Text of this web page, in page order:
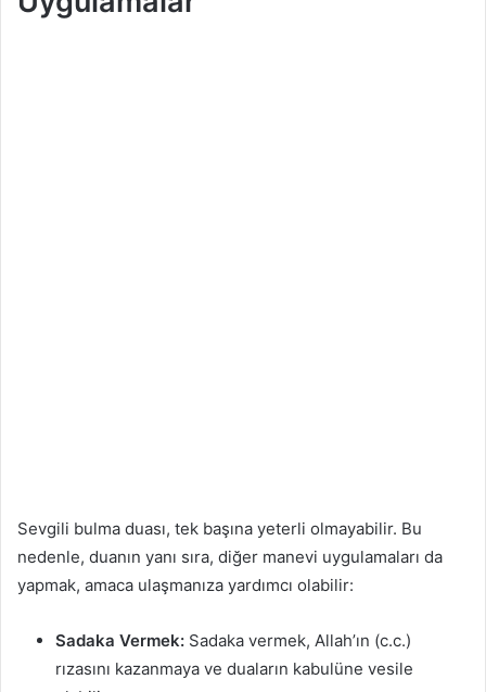
Sevgili bulma duası, tek başına yeterli olmayabilir. Bu
nedenle, duanın yanı sıra, diğer manevi uygulamaları da
yapmak, amaca ulaşmanıza yardımcı olabilir:
Sadaka Vermek: Sadaka vermek, Allah’ın (c.c.)
rızasını kazanmaya ve duaların kabulüne vesile